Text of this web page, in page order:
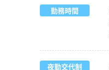
勤務時間
夜勤交代制